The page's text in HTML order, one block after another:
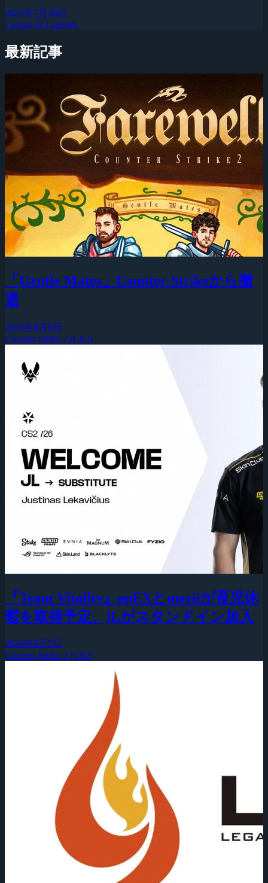
2025年7月30日
League of Legends
最新記事
「Gentle Mates」Counter-Strikeから撤
退
2026年8月8日
Counter-Strike 2 (CS2)
『Team Vitality』apEXとmeziiが育児休
暇を取得予定、jLがスタンドイン加入
2026年8月5日
Counter-Strike 2 (CS2)